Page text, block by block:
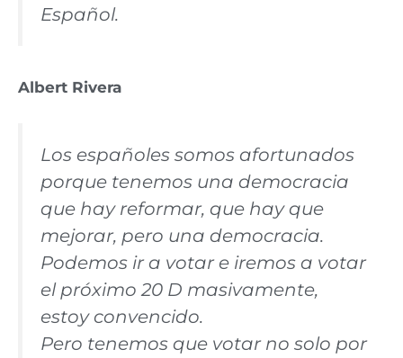
Español.
Albert Rivera
Los españoles somos afortunados
porque tenemos una democracia
que hay reformar, que hay que
mejorar, pero una democracia.
Podemos ir a votar e iremos a votar
el próximo 20 D masivamente,
estoy convencido.
Pero tenemos que votar no solo por